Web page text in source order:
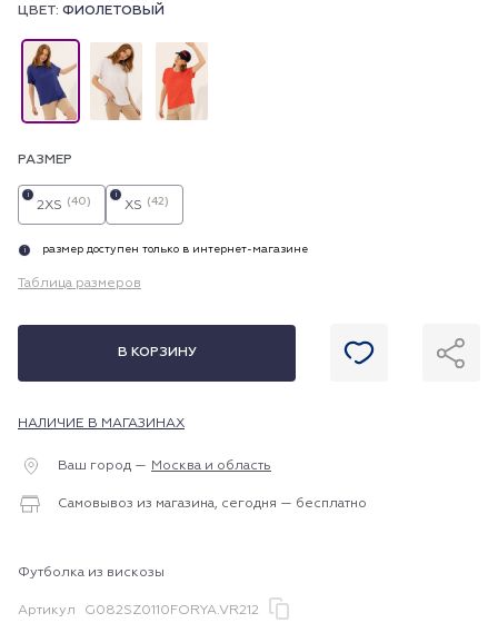
ЦВЕТ: ФИОЛЕТОВЫЙ
РАЗМЕР
2XS (40)
i
XS (42)
i
i размер доступен только в интернет-магазине
Таблица размеров
В КОРЗИНУ
НАЛИЧИЕ В МАГАЗИНАХ
Ваш город — Москва и область
Самовывоз из магазина, сегодня — бесплатно
Футболка из вискозы
Артикул G082SZ0110FORYA.VR212